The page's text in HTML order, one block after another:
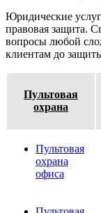
Юридические
правовая защита.
вопросы любой
клиентам до
Пультовая
охрана
Пультовая
охрана
офиса